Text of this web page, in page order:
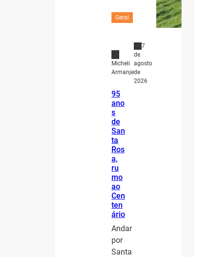
Geral
Micheli
Armanje
7
de
agosto
de
2026
95
ano
s
de
San
ta
Ros
a,
ru
mo
ao
Cen
ten
ário
Andar
por
Santa